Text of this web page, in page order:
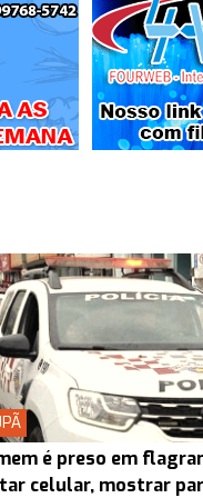
é preso em
celular, mostrar